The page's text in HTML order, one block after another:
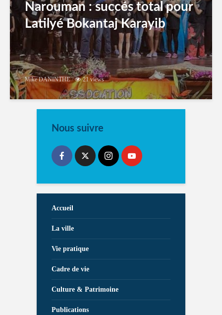
Narouman : succés total pour
Latilyé Bokantaj Karayib
Mike DANINTHE 21 views
Nous suivre
Accueil
La ville
Vie pratique
Cadre de vie
Culture & Patrimoine
Publications